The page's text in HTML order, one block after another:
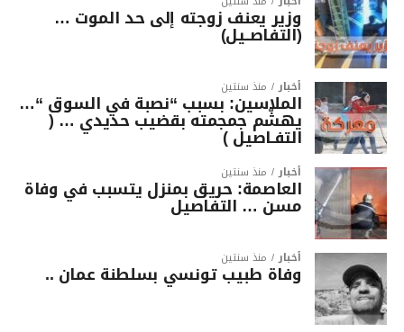
وزير يعنف زوجته إلى حد الموت …
(التفاصــيل)
أخبار منذ سنتين
الملاسين: بسبب “نصبة في السوق “…
يهشّم جمجمته بقضيب حديدي … (
التفـاصيل )
أخبار منذ سنتين
العاصمة: حريق بمنزل يتسبب في وفاة
مسن … التفاصيل
أخبار منذ سنتين
وفاة طبيب تونسي بسلطنة عمان ..